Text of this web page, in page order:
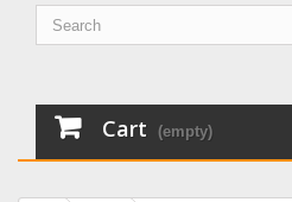
Cart (empty)